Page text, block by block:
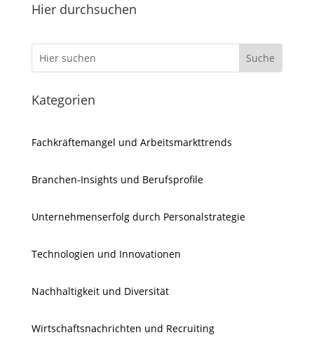
Hier durchsuchen
Kategorien
Fachkräftemangel und Arbeitsmarkttrends
Branchen-Insights und Berufsprofile
Unternehmenserfolg durch Personalstrategie
Technologien und Innovationen
Nachhaltigkeit und Diversität
Wirtschaftsnachrichten und Recruiting